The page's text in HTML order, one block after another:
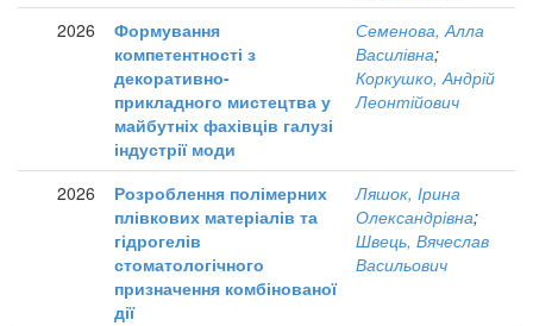
2026
Формування
компетентності з
декоративно-
прикладного мистецтва у
майбутніх фахівців галузі
індустрії моди
Семенова, Алла
Василівна;
Коркушко, Андрій
Леонтійович
2026
Розроблення полімерних
плівкових матеріалів та
гідрогелів
стоматологічного
призначення комбінованої
дії
Ляшок, Ірина
Олександрівна;
Швець, Вячеслав
Васильович